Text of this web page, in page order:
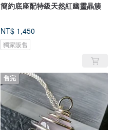
簡約底座配特級天然紅幽靈晶簇
NT$ 1,450
獨家販售
售完